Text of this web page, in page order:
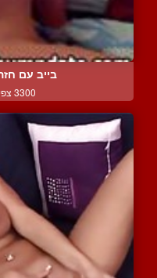
בייב עם
3300 צפיות